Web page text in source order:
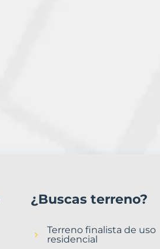
¿Buscas terreno?
Terreno finalista de uso
residencial